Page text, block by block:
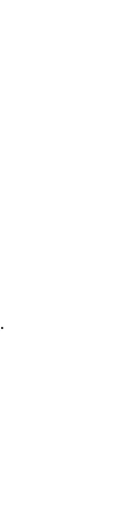
.